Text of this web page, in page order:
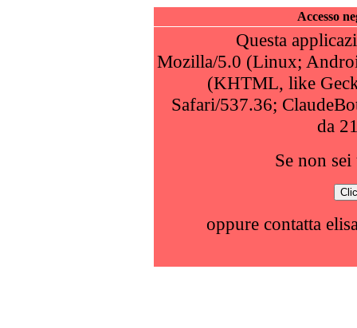
Accesso
Questa
Mozilla/5.0 (Linux;
(KHTML, like
Safari/537.36;
da
Se non
oppure contatta